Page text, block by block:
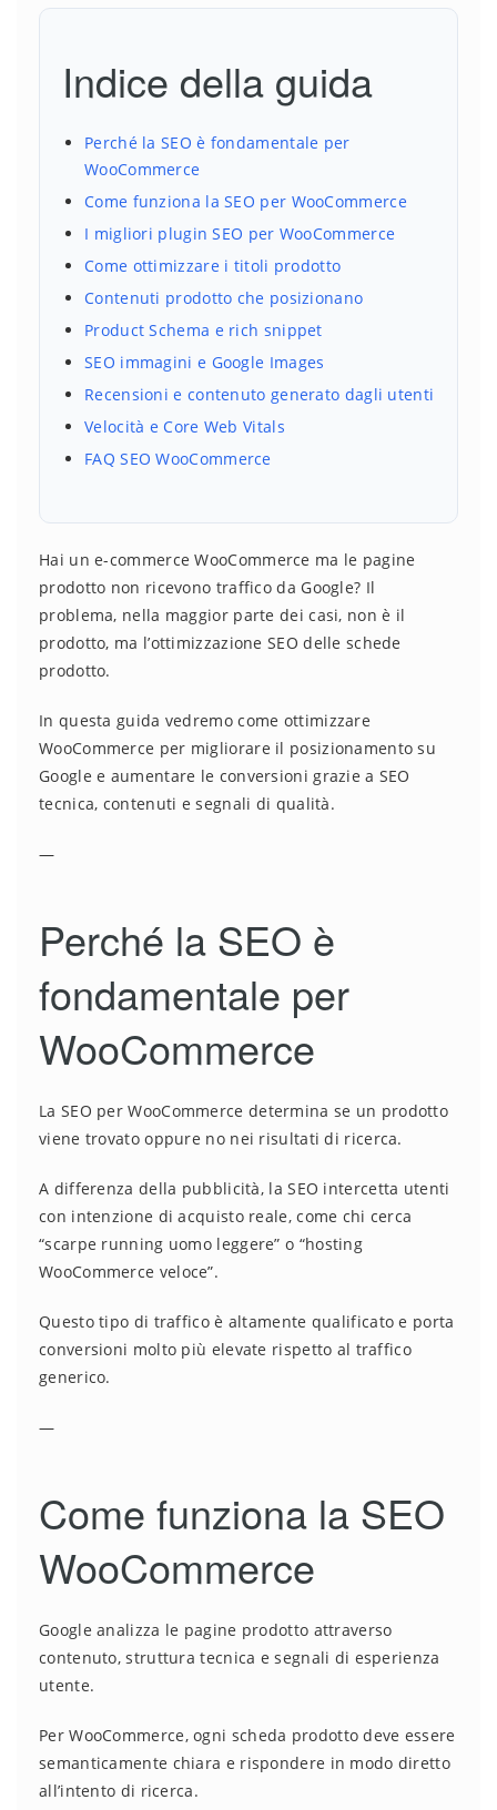
Indice della guida
Perché la SEO è fondamentale per
WooCommerce
Come funziona la SEO per WooCommerce
I migliori plugin SEO per WooCommerce
Come ottimizzare i titoli prodotto
Contenuti prodotto che posizionano
Product Schema e rich snippet
SEO immagini e Google Images
Recensioni e contenuto generato dagli utenti
Velocità e Core Web Vitals
FAQ SEO WooCommerce
Hai un e-commerce WooCommerce ma le pagine
prodotto non ricevono traffico da Google? Il
problema, nella maggior parte dei casi, non è il
prodotto, ma l’ottimizzazione SEO delle schede
prodotto.
In questa guida vedremo come ottimizzare
WooCommerce per migliorare il posizionamento su
Google e aumentare le conversioni grazie a SEO
tecnica, contenuti e segnali di qualità.
—
Perché la SEO è
fondamentale per
WooCommerce
La SEO per WooCommerce determina se un prodotto
viene trovato oppure no nei risultati di ricerca.
A differenza della pubblicità, la SEO intercetta utenti
con intenzione di acquisto reale, come chi cerca
“scarpe running uomo leggere” o “hosting
WooCommerce veloce”.
Questo tipo di traffico è altamente qualificato e porta
conversioni molto più elevate rispetto al traffico
generico.
—
Come funziona la SEO
WooCommerce
Google analizza le pagine prodotto attraverso
contenuto, struttura tecnica e segnali di esperienza
utente.
Per WooCommerce, ogni scheda prodotto deve essere
semanticamente chiara e rispondere in modo diretto
all’intento di ricerca.